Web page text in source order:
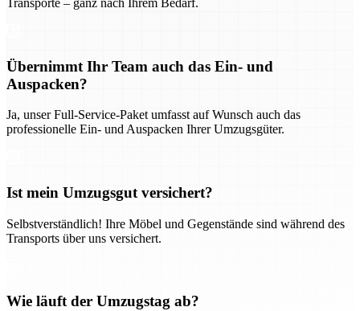
Übernimmt Ihr Team auch das Ein- und
Auspacken?
Ja, unser Full-Service-Paket umfasst auf Wunsch auch das
professionelle Ein- und Auspacken Ihrer Umzugsgüter.
Ist mein Umzugsgut versichert?
Selbstverständlich! Ihre Möbel und Gegenstände sind während des
Transports über uns versichert.
Wie läuft der Umzugstag ab?